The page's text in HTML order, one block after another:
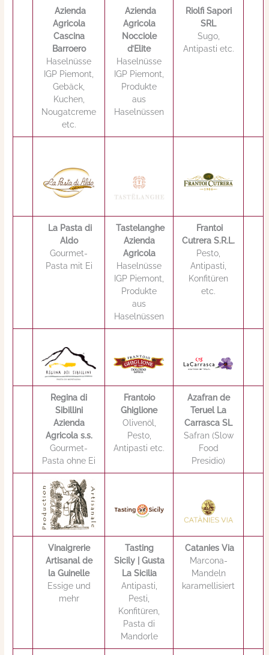
Azienda
Agricola
Cascina
Barroero
Haselnüsse
IGP Piemont,
Gebäck,
Kuchen,
Nougatcreme
etc.
Azienda
Agricola
Nocciole
d’Elite
Haselnüsse
IGP Piemont,
Produkte
aus
Haselnüssen
Riolfi Sapori
SRL
Sugo,
Antipasti etc.
La Pasta di
Aldo
Gourmet-
Pasta mit Ei
Tastelanghe
Azienda
Agricola
Haselnüsse
IGP Piemont,
Produkte
aus
Haselnüssen
Frantoi
Cutrera S.R.L.
Pesto,
Antipasti,
Konfitüren
etc.
Regina di
Sibillini
Azienda
Agricola s.s.
Gourmet-
Pasta ohne Ei
Frantoio
Ghiglione
Olivenöl,
Pesto,
Antipasti etc.
Azafran de
Teruel La
Carrasca SL
Safran (Slow
Food
Presidio)
Vinaigrerie
Artisanal de
la Guinelle
Essige und
mehr
Tasting
Sicily | Gusta
La Sicilia
Antipasti,
Pesti,
Konfitüren,
Pasta di
Mandorle
Catanies Via
Marcona-
Mandeln
karamellisiert